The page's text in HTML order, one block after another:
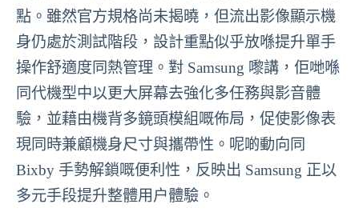
點。雖然官方規格尚未揭曉，但流出影像顯示機
身仍處於測試階段，設計重點似乎放喺提升單手
操作舒適度同熱管理。對 Samsung 嚟講，佢哋喺
同代機型中以更大屏幕去強化多任務與影音體
驗，並藉由機背多鏡頭模組嘅佈局，促使影像表
現同時兼顧機身尺寸與攜帶性。呢啲動向同
Bixby 手勢解鎖嘅便利性，反映出 Samsung 正以
多元手段提升整體用户體驗。